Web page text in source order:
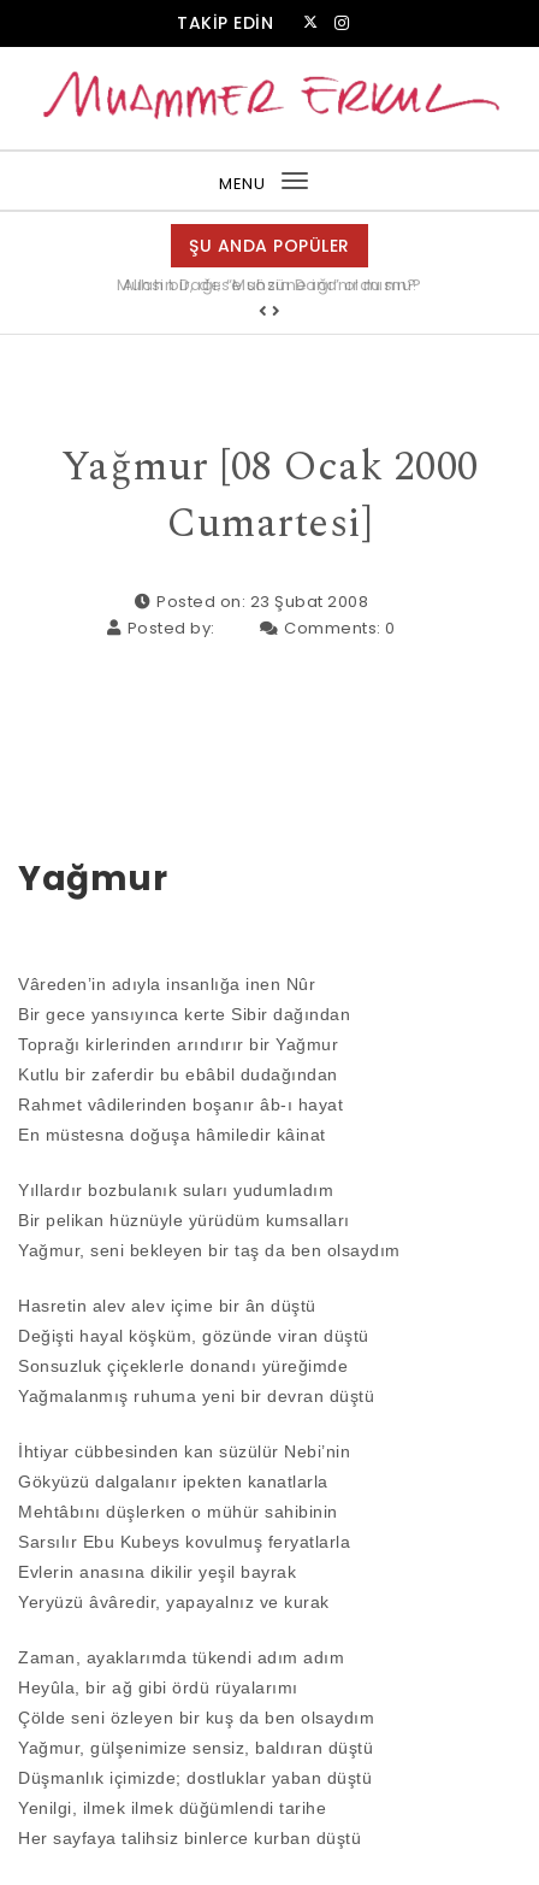
TAKİP EDİN
MENU
Toggle
navigation
ŞU ANDA POPÜLER
Allah bir, dese sözüne inanır mısın?
Yağmur [08 Ocak 2000
Cumartesi]
Posted on: 23 Şubat 2008
Posted by:
Comments:0
Yağmur
Vâreden’in adıyla insanlığa inen Nûr
Bir gece yansıyınca kerte Sibir dağından
Toprağı kirlerinden arındırır bir Yağmur
Kutlu bir zaferdir bu ebâbil dudağından
Rahmet vâdilerinden boşanır âb-ı hayat
En müstesna doğuşa hâmiledir kâinat
Yıllardır bozbulanık suları yudumladım
Bir pelikan hüznüyle yürüdüm kumsalları
Yağmur, seni bekleyen bir taş da ben olsaydım
Hasretin alev alev içime bir ân düştü
Değişti hayal köşküm, gözünde viran düştü
Sonsuzluk çiçeklerle donandı yüreğimde
Yağmalanmış ruhuma yeni bir devran düştü
İhtiyar cübbesinden kan süzülür Nebi’nin
Gökyüzü dalgalanır ipekten kanatlarla
Mehtâbını düşlerken o mühür sahibinin
Sarsılır Ebu Kubeys kovulmuş feryatlarla
Evlerin anasına dikilir yeşil bayrak
Yeryüzü âvâredir, yapayalnız ve kurak
Zaman, ayaklarımda tükendi adım adım
Heyûla, bir ağ gibi ördü rüyalarımı
Çölde seni özleyen bir kuş da ben olsaydım
Yağmur, gülşenimize sensiz, baldıran düştü
Düşmanlık içimizde; dostluklar yaban düştü
Yenilgi, ilmek ilmek düğümlendi tarihe
Her sayfaya talihsiz binlerce kurban düştü